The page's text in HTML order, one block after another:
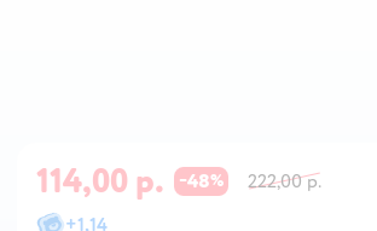
114,00 р. −48%
222,00 р.
+1,14